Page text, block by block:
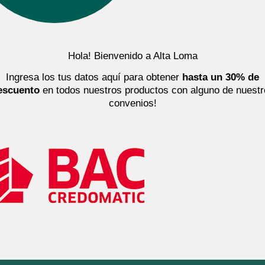
Hola! Bienvenido a Alta Loma
Ingresa los tus datos aquí para obtener hasta un 30% de
en todos nuestros productos con alguno de
convenios!